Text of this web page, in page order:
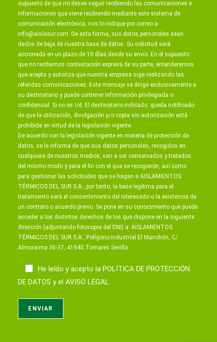
supuesto de que no desee seguir recibiendo las comunicaciones e
informaciones que viene recibiendo mediante este sistema de
comunicación electrónica, nos lo indique por correo a
info@aislasur.com. De esta forma, sus datos personales sean
dados de baja de nuestra base de datos. Su solicitud será
accionada en un plazo de 10 días desde su envío. En el supuesto
que no recibamos contestación expresa de su parte, entenderemos
que acepta y autoriza que nuestra empresa siga realizando las
referidas comunicaciones. Este mensaje se dirige exclusivamente a
su destinatario y puede contener información privilegiada o
confidencial. Si no es Ud. El destinatario indicado, queda notificado
de que la utilización, divulgación y/o copia sin autorización está
prohibida en virtud de la legislación vigente.
De acuerdo con la legislación vigente en materia de protección de
datos, se le informa de que sus datos personales, recogidos en
cualquiera de nuestros medios, van a ser conservados y tratados
del mismo modo y para el fin con el que se recogieron, así como
para gestionar las solicitudes que se hagan a AISLAMIENTOS
TÉRMICOS DEL SUR S.A:, por tanto, la base legítima para el
tratamiento será el consentimiento del interesado o la existencia de
un contrato o acuerdo previo. Se pone en su conocimiento que puede
acceder a los distintos derechos de los que dispone en la siguiente
dirección (adjuntando fotocopia del DNI) a: AISLAMIENTOS
TÉRMICOS DEL SUR S.A., Polígono industrial El Manchón, C/
Almoraima 35-37, 41940 Tomares Sevilla.
He leído y acepto laPOLÍTICA DE PROTECCIÓN
DE DATOS y elAVISO LEGAL